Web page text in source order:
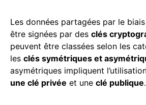
Les données partagées par le biais
être signées par des clés
peuvent être classées selon les
les clés symétriques et
asymétriques impliquent
une clé privée et une clé publique.